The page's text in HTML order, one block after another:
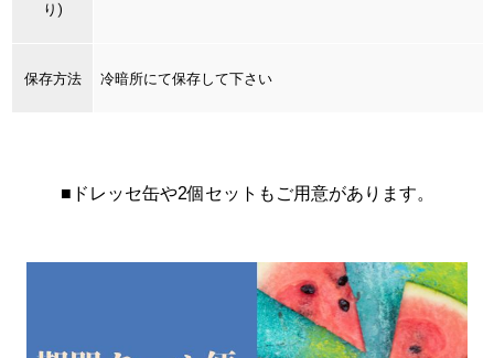
り)
保存方法 冷暗所にて保存して下さい
■ドレッセ缶や2個セットもご用意があります。